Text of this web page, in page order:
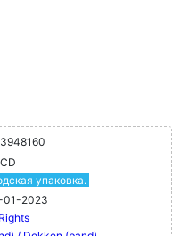
упаковка.
01-2023